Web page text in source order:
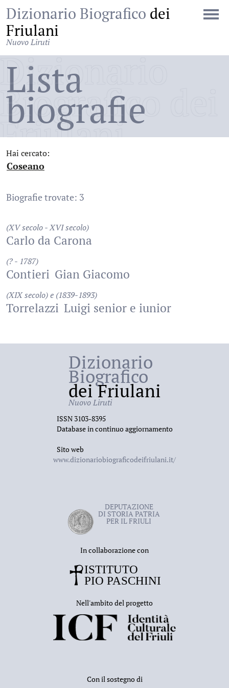
Dizionario Biografico dei
Friulani
Nuovo Liruti
Dizionario
Biografico dei
Friulani
Lista
biografie
Hai cercato:
Coseano
Biografie trovate: 3
(XV secolo - XVI secolo)
Carlo da Carona
(? - 1787)
Contieri Gian Giacomo
(XIX secolo) e (1839-1893)
Torrelazzi Luigi senior e iunior
Dizionario
Biografico
dei Friulani
Nuovo Liruti
ISSN 3103-8395
Database in continuo aggiornamento
Sito web
www.dizionariobiograficodeifriulani.it/
DEPUTAZIONE
DI STORIA PATRIA
PER IL FRIULI
In collaborazione con
Nell'ambito del progetto
Con il sostegno di